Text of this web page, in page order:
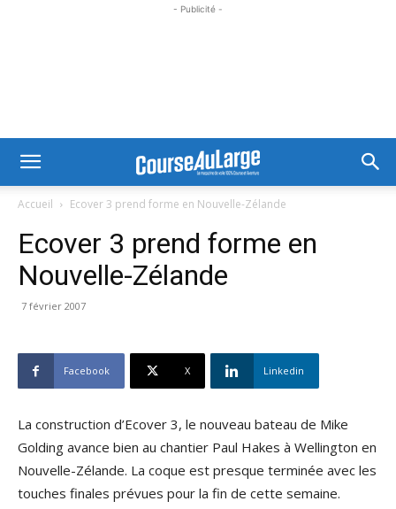
- Publicité -
Accueil Ecover 3 prend forme en Nouvelle-Zélande
Ecover 3 prend forme en
Nouvelle-Zélande
7 février 2007
Facebook X Linkedin
La construction d’Ecover 3, le nouveau bateau de Mike
Golding avance bien au chantier Paul Hakes à Wellington en
Nouvelle-Zélande. La coque est presque terminée avec les
touches finales prévues pour la fin de cette semaine.